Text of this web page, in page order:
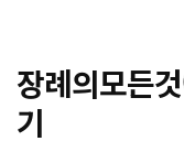
장례의모든
기